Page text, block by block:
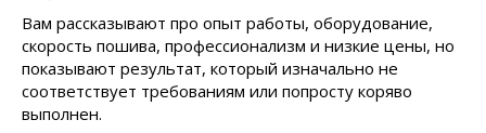
Вам рассказывают про опыт работы, оборудование,
скорость пошива, профессионализм и низкие цены, но
показывают результат, который изначально не
соответствует требованиям или попросту коряво
выполнен.